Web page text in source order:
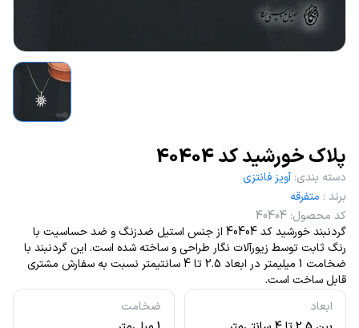
پلاک خورشید کد 40404
ابعاد
ضخامت
دسته بندی: آویز فانتزی
برند : متفرقه
کد محصول:
40404
گردنبند خورشید کد 40404 از جنس استیل ضدزنگ و ضد حساسیت با
رنگ ثابت توسط زیورآلات نگار طراحی و ساخته شده است. این گردنبند با
ضخامت 1 میلیمتر در ابعاد 2.5 تا 4 سانتیمتر نسبت به سفارش مشتری
قابل ساخت است.